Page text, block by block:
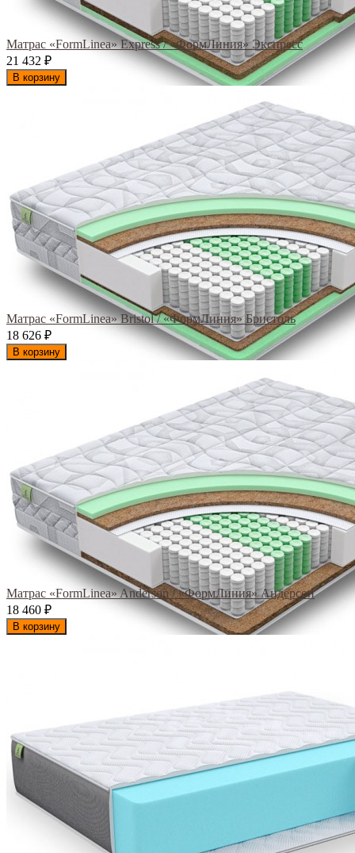
Матрас «FormLinea» Express / «ФормЛиния» Экспресс
21 432 ₽
В корзину
Матрас «FormLinea» Bristol / «ФормЛиния» Бристоль
18 626 ₽
В корзину
Матрас «FormLinea» Anderson / «ФормЛиния» Андерсон
18 460 ₽
В корзину